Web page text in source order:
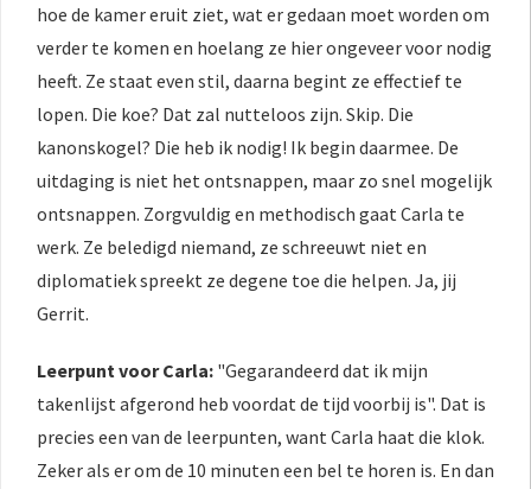
hoe de kamer eruit ziet, wat er gedaan moet worden om
verder te komen en hoelang ze hier ongeveer voor nodig
heeft. Ze staat even stil, daarna begint ze effectief te
lopen. Die koe? Dat zal nutteloos zijn. Skip. Die
kanonskogel? Die heb ik nodig! Ik begin daarmee. De
uitdaging is niet het ontsnappen, maar zo snel mogelijk
ontsnappen. Zorgvuldig en methodisch gaat Carla te
werk. Ze beledigd niemand, ze schreeuwt niet en
diplomatiek spreekt ze degene toe die helpen. Ja, jij
Gerrit.
Leerpunt voor Carla: "Gegarandeerd dat ik mijn
takenlijst afgerond heb voordat de tijd voorbij is". Dat is
precies een van de leerpunten, want Carla haat die klok.
Zeker als er om de 10 minuten een bel te horen is. En dan